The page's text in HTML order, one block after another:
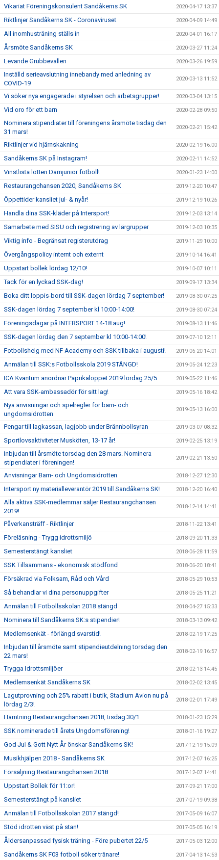
Vikariat Föreningskonsulent Sandåkerns SK 2020-04-17 13:37
Riktlinjer Sandåkerns SK - Coronaviruset 2020-04-09 14:49
All inomhusträning ställs in 2020-04-01 16:17
Årsmöte Sandåkerns SK 2020-03-27 11:24
Levande Grubbevallen 2020-03-26 19:59
Inställd serieavslutning innebandy med anledning av
COVID-19
2020-03-13 11:52
Vi söker nya engagerade i styrelsen och arbetsgrupper! 2020-03-04 13:15
Vid oro för ett barn 2020-02-28 09:50
Nominera stipendiater till föreningens årsmöte tisdag den
31 mars!
2020-02-21 15:42
Riktlinjer vid hjärnskakning 2020-02-19 16:00
Sandåkerns SK på Instagram! 2020-02-11 14:52
Vinstlista lotteri Damjunior fotboll! 2020-01-23 14:00
Restaurangchansen 2020, Sandåkerns SK 2019-12-20 10:47
Öppettider kansliet jul- & nyår! 2019-12-19 10:26
Handla dina SSK-kläder på Intersport! 2019-12-03 13:14
Samarbete med SISU och registrering av lärgrupper 2019-12-03 10:35
Viktig info - Begränsat registerutdrag 2019-11-29 10:00
Övergångspolicy internt och externt 2019-10-14 16:41
Uppstart bollek lördag 12/10! 2019-10-07 10:11
Tack för en lyckad SSK-dag! 2019-09-17 13:34
Boka ditt loppis-bord till SSK-dagen lördag 7 september! 2019-08-30 07:25
SSK-dagen lördag 7 september kl 10:00-14:00! 2019-08-30 07:24
Föreningsdagar på INTERSPORT 14-18 aug! 2019-08-13 11:46
SSK-dagen lördag den 7 september kl 10:00-14:00! 2019-07-10 12:11
Fotbollshelg med NF Academy och SSK tillbaka i augusti! 2019-06-20 14:01
Anmälan till SSK:s Fotbollsskola 2019 STÄNGD! 2019-05-24 12:23
ICA Kvantum anordnar Paprikaloppet 2019 lördag 25/5 2019-05-22 11:46
Att vara SSK-ambassadör för sitt lag! 2019-05-16 18:42
Nya anvisningar och spelregler för barn- och
ungdomsidrotten
2019-05-13 16:00
Pengar till lagkassan, lagjobb under Brännbollsyran 2019-03-07 08:32
Sportlovsaktiviteter Musköten, 13-17 år! 2019-02-25 13:19
Inbjudan till årsmöte torsdag den 28 mars. Nominera
stipendiater i föreningen!
2019-02-21 13:50
Anvisningar Barn- och Ungdomsidrotten 2018-12-27 12:30
Intersport ny materialleverantör 2019 till Sandåkerns SK! 2018-12-20 16:40
Alla aktiva SSK-medlemmar säljer Restaurangchansen
2019!
2018-12-14 14:41
Påverkansträff - Riktlinjer 2018-11-22 13:41
Föreläsning - Trygg idrottsmiljö 2018-09-20 11:33
Semesterstängt kansliet 2018-06-28 11:59
SSK Tillsammans - ekonomisk stödfond 2018-06-20 18:41
Försäkrad via Folksam, Råd och Vård 2018-05-29 10:53
Så behandlar vi dina personuppgifter 2018-05-25 11:21
Anmälan till Fotbollsskolan 2018 stängd 2018-04-27 15:33
Nominera till Sandåkerns SK:s stipendier! 2018-03-13 09:42
Medlemsenkät - förlängd svarstid! 2018-02-19 17:25
Inbjudan till årsmöte samt stipendieutdelning torsdag den
22 mars!
2018-02-19 16:57
Trygga Idrottsmiljöer 2018-02-13 14:45
Medlemsenkät Sandåkerns SK 2018-02-02 13:45
Lagutprovning och 25% rabatt i butik, Stadium Avion nu på
lördag 2/3!
2018-02-01 17:49
Hämtning Restaurangchansen 2018, tisdag 30/1 2018-01-23 15:29
SSK nominerade till årets Ungdomsförening! 2018-01-16 19:27
God Jul & Gott Nytt År önskar Sandåkerns SK! 2017-12-19 15:09
Musikhjälpen 2018 - Sandåkerns SK 2017-12-07 16:25
Försäljning Restaurangchansen 2018 2017-12-07 14:41
Uppstart Bollek för 11:or! 2017-09-21 17:00
Semesterstängt på kansliet 2017-07-19 09:38
Anmälan till Fotbollsskolan 2017 stängd! 2017-05-09 16:07
Stöd idrotten väst på stan! 2017-05-05 16:19
Åldersanpassad fysisk träning - Före pubertet 22/5 2017-05-03 12:00
Sandåkerns SK F03 fotboll söker tränare! 2017-04-13 14:53